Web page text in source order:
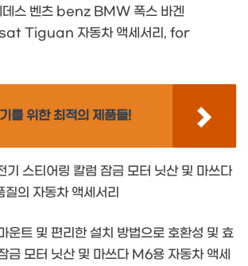
데스 벤츠 benz BMW 폭스 바겐
Tiguan 자동차 액세서리, for
를 위한 최적의 제품들!
스티어링 칼럼 잠금 모터 닛산 및 마쓰다
의 자동차 액세서리
운트 및 편리한 설치 방법으로 호환성 및 효
금 모터 닛산 및 마쓰다 M6용 자동차 액세